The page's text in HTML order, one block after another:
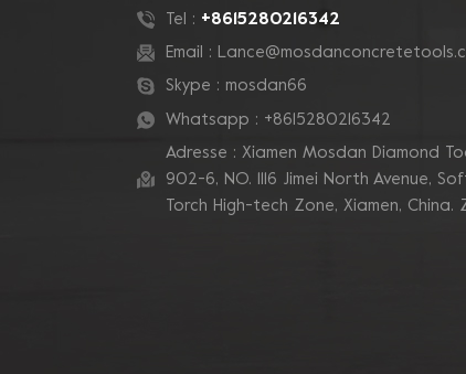
180-mm-Rohr-Grizzly-
Betontopfschleifscheibe
7-Zoll-10-V-Segment-
Diamanttopfscheibe
zum Schleifen von
Betonkanten
Tel : +8615280216342
Email :
Skype : mosdan66
Whatsapp : +8615280216342
Adresse : Xiamen Mosdan Diamond
902-6, NO. 1116 Jimei North Avenue,
Torch High-tech Zone, Xiamen, China.